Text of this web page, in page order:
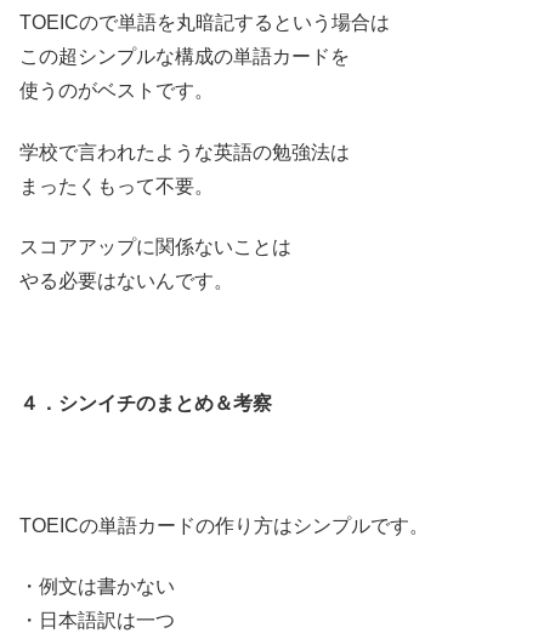
TOEICので単語を丸暗記するという場合は
この超シンプルな構成の単語カードを
使うのがベストです。
学校で言われたような英語の勉強法は
まったくもって不要。
スコアアップに関係ないことは
やる必要はないんです。
４．シンイチのまとめ＆考察
TOEICの単語カードの作り方はシンプルです。
・例文は書かない
・日本語訳は一つ